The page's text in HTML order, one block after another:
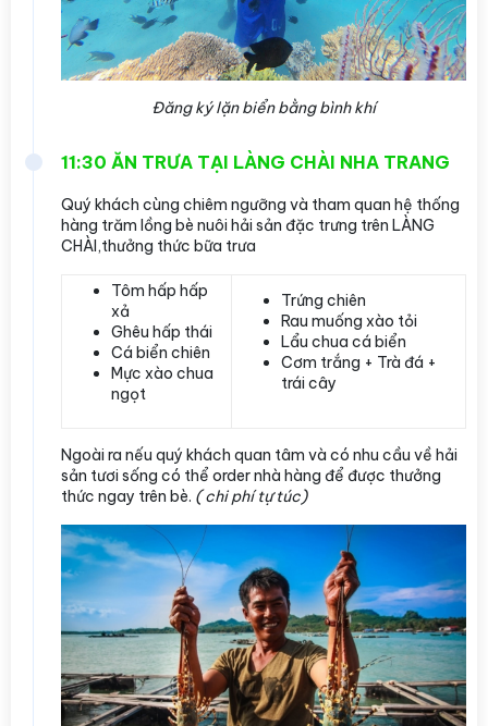
Đăng ký lặn biển bằng bình khí
11:30 ĂN TRƯA TẠI LÀNG CHÀI NHA TRANG
Quý khách cùng chiêm ngưỡng và tham quan hệ thống
hàng trăm lồng bè nuôi hải sản đặc trưng trên LÀNG
CHÀI,thưởng thức bữa trưa
Tôm hấp hấp
xả
Ghêu hấp thái
Cá biển chiên
Mực xào chua
ngọt
Trứng chiên
Rau muống xào tỏi
Lẩu chua cá biển
Cơm trắng + Trà đá +
trái cây
Ngoài ra nếu quý khách quan tâm và có nhu cầu về hải
sản tươi sống có thể order nhà hàng để được thưởng
thức ngay trên bè. ( chi phí tự túc)